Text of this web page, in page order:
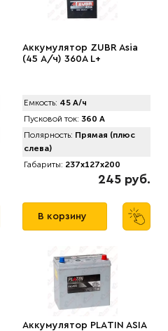
Аккумулятор ZUBR Asia
(45 А/ч) 360A L+
Емкость: 45 А/ч
Пусковой ток: 360 А
Полярность: Прямая (плюс
слева)
Габариты: 237x127x200
245 руб.
В корзину
Аккумулятор PLАTIN ASIA